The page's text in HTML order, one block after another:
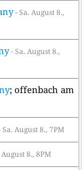
- Sa. August 8.,
- Sa. August 8.,
; offenbach am
August 8., 7PM
8., 8PM